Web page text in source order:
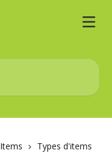
Items
Types d'items